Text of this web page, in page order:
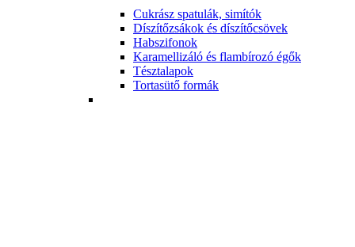
Cukrász spatulák, simítók
Díszítőzsákok és díszítőcsövek
Habszifonok
Karamellizáló és flambírozó égők
Tésztalapok
Tortasütő formák